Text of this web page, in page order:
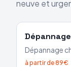
neuve et
Dépannage
Dépannage
à partir de 89€